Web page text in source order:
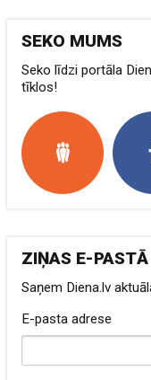
SEKO MUMS
Seko līdzi portāla
tīklos!
ZIŅAS E-PASTĀ
Saņem Diena.lv
E-pasta adrese